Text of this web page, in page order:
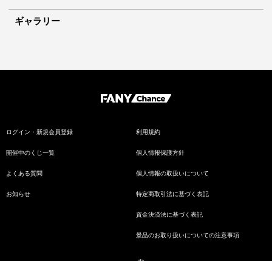
ギャラリー
ログイン・新規会員登録
開催中のくじ一覧
よくある質問
お知らせ
利用規約
個人情報保護方針
個人情報の取扱いについて
特定商取引法に基づく表記
資金決済法に基づく表記
景品のお取り扱いについての注意事項